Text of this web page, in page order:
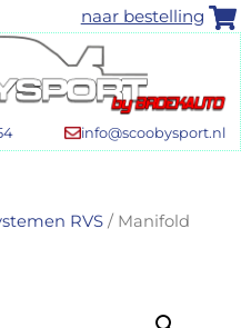
naar bestelling
info@scoobysport.nl
RVS / Manifold